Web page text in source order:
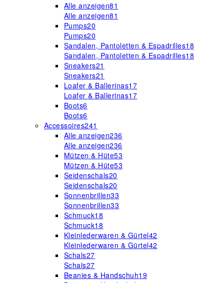
Alle anzeigen81
Alle anzeigen81
Pumps20
Pumps20
Sandalen, Pantoletten & Espadrilles18
Sandalen, Pantoletten & Espadrilles18
Sneakers21
Sneakers21
Loafer & Ballerinas17
Loafer & Ballerinas17
Boots6
Boots6
Accessoires241
Alle anzeigen236
Alle anzeigen236
Mützen & Hüte53
Mützen & Hüte53
Seidenschals20
Seidenschals20
Sonnenbrillen33
Sonnenbrillen33
Schmuck18
Schmuck18
Kleinlederwaren & Gürtel42
Kleinlederwaren & Gürtel42
Schals27
Schals27
Beanies & Handschuh19